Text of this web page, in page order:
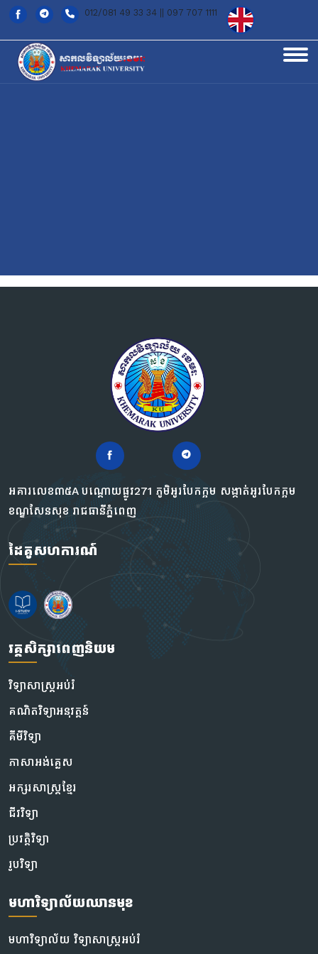
012/081 49 33 34 || 097 707 1111
អគារលេខ៣៥A បណ្ដោយផ្លូវ271 ភូមិអូរបែកក្អម សង្កាត់អូរបែកក្អម
ខណ្ឌសែនសុខ រាជធានីភ្នំពេញ
ដៃគូសហការណ៍
វគ្គសិក្សាពេញនិយម
វិទ្យាសាស្រ្តអប់រំ
គណិតវិទ្យាអនុវត្តន៍
គីមីវិទ្យា
ភាសាអង់គ្លេស
អក្សរសាស្ត្រខ្មែរ
ជីវវិទ្យា
ប្រវត្តិវិទ្យា
រូបវិទ្យា
មហាវិទ្យាល័យឈានមុខ
មហាវិទ្យាល័យ វិទ្យាសាស្រ្តអប់រំ